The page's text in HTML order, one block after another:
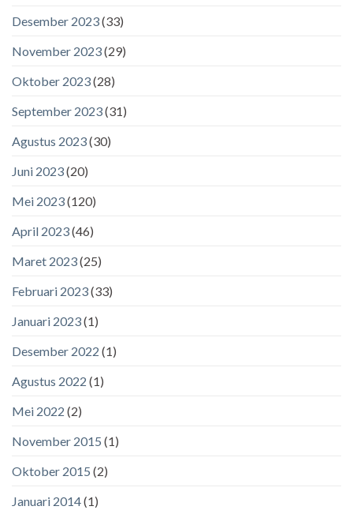
Desember 2023(33)
November 2023(29)
Oktober 2023(28)
September 2023(31)
Agustus 2023(30)
Juni 2023(20)
Mei 2023(120)
April 2023(46)
Maret 2023(25)
Februari 2023(33)
Januari 2023(1)
Desember 2022 (1)
Agustus 2022 (1)
Mei 2022 (2)
November 2015 (1)
Oktober 2015 (2)
Januari 2014(1)